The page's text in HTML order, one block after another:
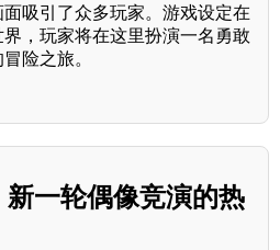
吸引了众多玩家。游戏设定在
，玩家将在这里扮演一名勇敢
险之旅。
一轮偶像竞演的热